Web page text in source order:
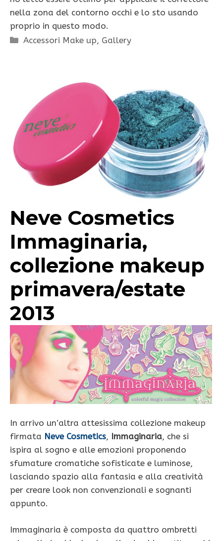
nella zona del contorno occhi e lo sto usando
proprio in questo modo.
Categorie
Accessori Make up, Gallery
Neve Cosmetics
Immaginaria,
collezione makeup
primavera/estate
2013
In arrivo un’altra attesissima collezione makeup
firmata Neve Cosmetics, Immaginaria, che si
ispira al sogno e alle emozioni proponendo
sfumature cromatiche sofisticate e luminose,
lasciando spazio alla fantasia e alla creatività
per creare look non convenzionali e sognanti
appunto.
Immaginaria è composta da quattro ombretti